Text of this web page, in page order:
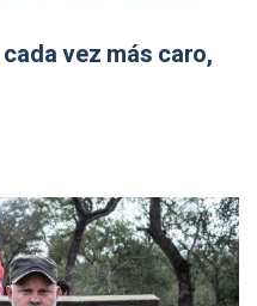
vez más caro,